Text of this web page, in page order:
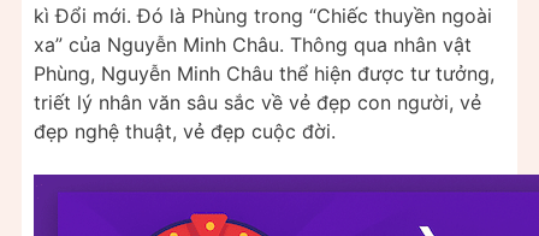
kì Đổi mới. Đó là Phùng trong “Chiếc thuyền ngoài
xa” của Nguyễn Minh Châu. Thông qua nhân vật
Phùng, Nguyễn Minh Châu thể hiện được tư tưởng,
triết lý nhân văn sâu sắc về vẻ đẹp con người, vẻ
đẹp nghệ thuật, vẻ đẹp cuộc đời.